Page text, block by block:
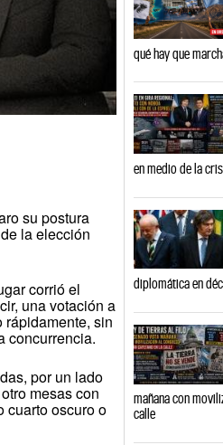
su postura
la elección
corrió el
una votación a
rápidamente, sin
concurrencia.
por un lado
mesas con
cuarto oscuro o
qué hay que
en medio de la
diplomática en
mañana con
calle